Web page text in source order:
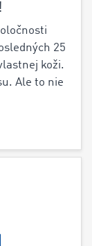
25
koži.
Ale to nie